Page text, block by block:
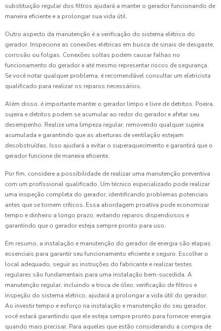
substituição regular dos filtros ajudará a manter o gerador funcionando de
maneira eficiente e a prolongar sua vida útil.
Outro aspecto da manutenção é a verificação do sistema elétrico do
gerador. Inspecione as conexões elétricas em busca de sinais de desgaste,
corrosão ou folgas. Conexões soltas podem causar falhas no
funcionamento do gerador e até mesmo representar riscos de segurança.
Se você notar qualquer problema, é recomendável consultar um eletricista
qualificado para realizar os reparos necessários.
Além disso, é importante manter o gerador limpo e livre de detritos. Poeira,
sujeira e detritos podem se acumular ao redor do gerador e afetar seu
desempenho. Realize uma limpeza regular, removendo qualquer sujeira
acumulada e garantindo que as aberturas de ventilação estejam
desobstruídas. Isso ajudará a evitar o superaquecimento e garantirá que o
gerador funcione de maneira eficiente.
Por fim, considere a possibilidade de realizar uma manutenção preventiva
com um profissional qualificado. Um técnico especializado pode realizar
uma inspeção completa do gerador, identificando problemas potenciais
antes que se tornem críticos. Essa abordagem proativa pode economizar
tempo e dinheiro a longo prazo, evitando reparos dispendiosos e
garantindo que o gerador esteja sempre pronto para uso.
Em resumo, a instalação e manutenção do gerador de energia são etapas
essenciais para garantir seu funcionamento eficiente e seguro. Escolher o
local adequado, seguir as instruções do fabricante e realizar testes
regulares são fundamentais para uma instalação bem-sucedida. A
manutenção regular, incluindo a troca de óleo, verificação de filtros e
inspeção do sistema elétrico, ajudará a prolongar a vida útil do gerador.
Ao investir tempo e esforço na instalação e manutenção do seu gerador,
você estará garantindo que ele esteja sempre pronto para fornecer energia
quando mais precisar. Para aqueles que estão considerando a compra de